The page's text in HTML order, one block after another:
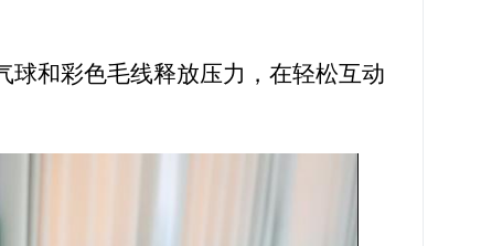
球和彩色毛线释放压力，在轻松互动